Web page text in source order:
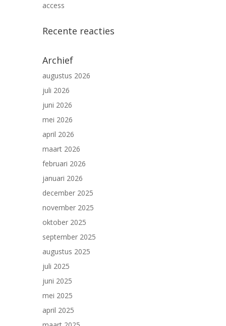
access
Recente reacties
Archief
augustus 2026
juli 2026
juni 2026
mei 2026
april 2026
maart 2026
februari 2026
januari 2026
december 2025
november 2025
oktober 2025
september 2025
augustus 2025
juli 2025
juni 2025
mei 2025
april 2025